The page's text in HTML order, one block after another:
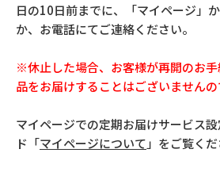
日の10日前までに、「マイページ」
か、お電話にてご連絡ください。
※休止した場合、お客様が再開のお
品をお届けすることはございませんの
マイページでの定期お届けサービス
ド「マイページについて 」をご覧くだ